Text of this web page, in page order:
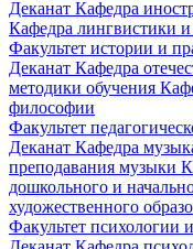
Деканат Кафедра
Кафедра лингвистики и
Факультет истории и
Деканат Кафедра
методики обучения
философии
Факультет
Деканат Кафедра
преподавания музыки
дошкольного и
художественного
Факультет психологии